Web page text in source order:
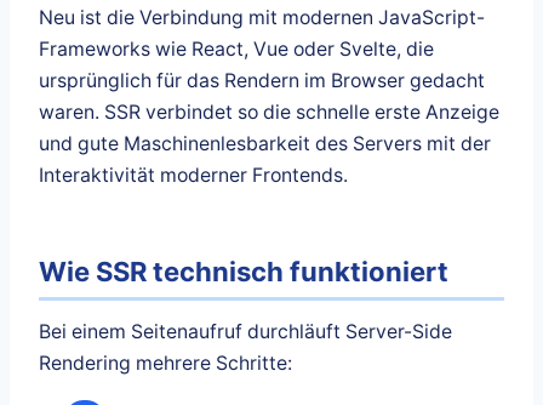
Neu ist die Verbindung mit modernen JavaScript-
Frameworks wie React, Vue oder Svelte, die
ursprünglich für das Rendern im Browser gedacht
waren. SSR verbindet so die schnelle erste Anzeige
und gute Maschinenlesbarkeit des Servers mit der
Interaktivität moderner Frontends.
Wie SSR technisch funktioniert
Bei einem Seitenaufruf durchläuft Server-Side
Rendering mehrere Schritte: